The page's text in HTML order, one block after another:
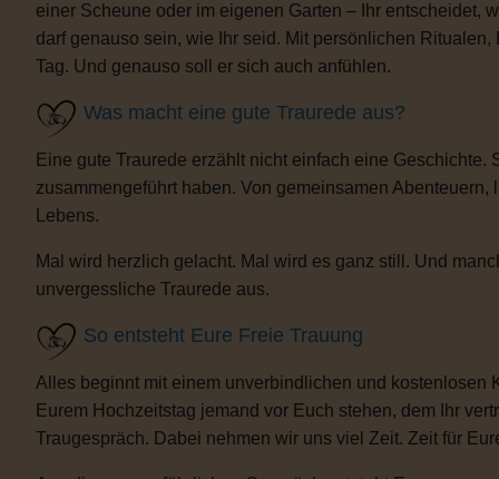
einer Scheune oder im eigenen Garten – Ihr entscheidet,
darf genauso sein, wie Ihr seid. Mit persönlichen
Tag. Und genauso soll er sich auch anfühlen.
Was macht eine gute Traurede aus?
Eine gute Traurede erzählt nicht einfach eine
zusammengeführt haben. Von gemeinsamen
Lebens.
Mal wird herzlich gelacht. Mal wird es ganz still. Und
unvergessliche Traurede aus.
So entsteht Eure Freie Trauung
Alles beginnt mit einem unverbindlichen und
Eurem Hochzeitstag jemand vor Euch stehen, dem Ihr
Traugespräch. Dabei nehmen wir uns viel Zeit. Zeit für